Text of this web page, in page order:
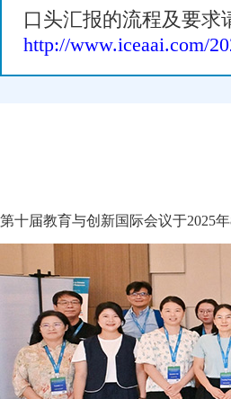
口头汇报的流程及要求
http://www.iceaai.com/
第十届教育与创新国际会议于2025